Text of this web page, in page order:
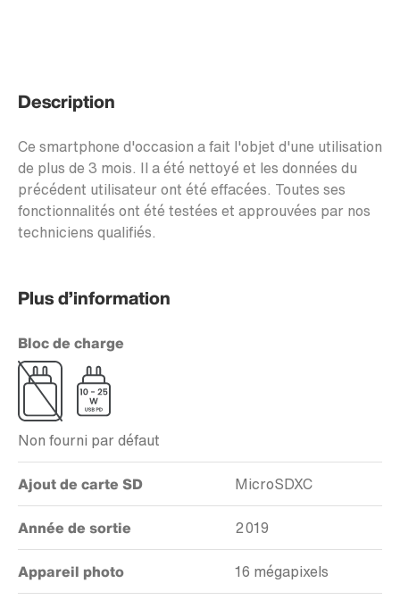
Description
Ce smartphone d'occasion a fait l'objet d'une utilisation
de plus de 3 mois. Il a été nettoyé et les données du
précédent utilisateur ont été effacées. Toutes ses
fonctionnalités ont été testées et approuvées par nos
techniciens qualifiés.
Plus d’information
Bloc de charge
Non fourni par défaut
Ajout de carte SD MicroSDXC
Année de sortie 2019
Appareil photo 16 mégapixels